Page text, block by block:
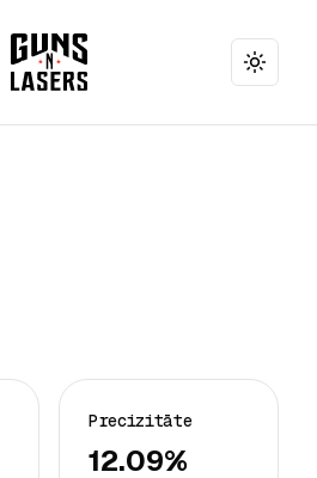
Toggle
Precizitāte
12.09%